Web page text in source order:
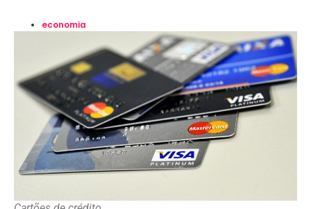
economia